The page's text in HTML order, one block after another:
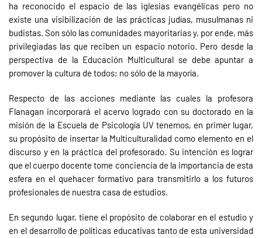
ha reconocido el espacio de las iglesias evangélicas pero no
existe una visibilización de las prácticas judías, musulmanas ni
budistas. Son sólo las comunidades mayoritarias y, por ende, más
privilegiadas las que reciben un espacio notorio. Pero desde la
perspectiva de la Educación Multicultural se debe apuntar a
promover la cultura de todos; no sólo de la mayoría.
Respecto de las acciones mediante las cuales la profesora
Flanagan incorporará el acervo logrado con su doctorado en la
misión de la Escuela de Psicología UV tenemos, en primer lugar,
su propósito de insertar la Multiculturalidad como elemento en el
discurso y en la práctica del profesorado. Su intención es lograr
que el cuerpo docente tome conciencia de la importancia de esta
esfera en el quehacer formativo para transmitirlo a los futuros
profesionales de nuestra casa de estudios.
En segundo lugar, tiene el propósito de colaborar en el estudio y
en el desarrollo de políticas educativas tanto de esta universidad